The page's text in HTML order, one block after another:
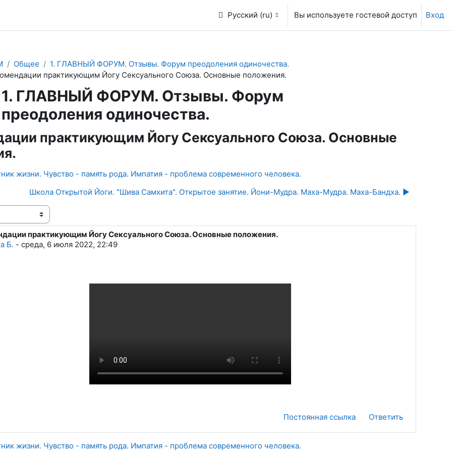
Русский ‎(ru)‎ Вы используете гостевой доступ Вход
Общее
1. ГЛАВНЫЙ ФОРУМ. Отзывы. Форум преодоления одиночества.
практикующим Йогу Сексуального Союза. Основные положения.
1. ГЛАВНЫЙ ФОРУМ. Отзывы. Форум
преодоления одиночества.
практикующим Йогу Сексуального Союза. Основные
жизни. Чувство - память рода. Импатия - проблема современного человека.
Школа Открытой Йоги. "Шива Самхита". Открытое занятие. Йони-Мудра. Маха-Мудра. Маха-Бандха. ▶︎
практикующим Йогу Сексуального Союза. Основные положения.
Б. - среда, 6 июля 2022, 22:49
ответов: 0
Постоянная ссылка Ответить
жизни. Чувство - память рода. Импатия - проблема современного человека.